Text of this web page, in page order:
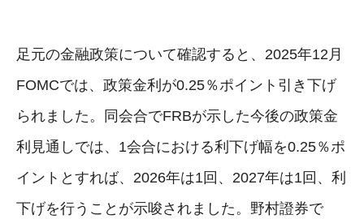
足元の金融政策について確認すると、2025年12月
FOMCでは、政策金利が0.25％ポイント引き下げ
られました。同会合でFRBが示した今後の政策金
利見通しでは、1会合における利下げ幅を0.25％ポ
イントとすれば、2026年は1回、2027年は1回、利
下げを行うことが示唆されました。野村證券で